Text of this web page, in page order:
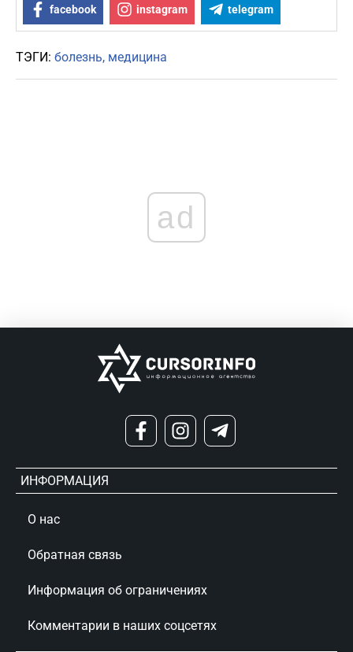
facebook instagram telegram
ТЭГИ: болезнь медицина
ad
ИНФОРМАЦИЯ
О нас
Обратная связь
Информация об ограничениях
Комментарии в наших соцсетях